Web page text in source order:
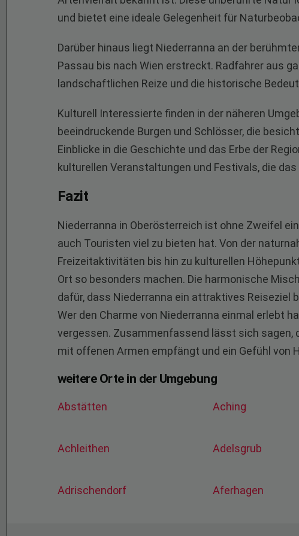
und bietet eine ideale Gelegenheit für
Darüber hinaus liegt Niederranna an der
Passau bis nach Wien erstreckt. Radfahrer aus
landschaftlichen Reize und die historische
Kulturell Interessierte finden in der näheren
beeindruckende Burgen und Schlösser, die
Einblicke in die Geschichte und das Erbe der
kulturellen Veranstaltungen und Festivals, die
Fazit
Niederranna in Oberösterreich ist ohne Zweifel
auch Touristen viel zu bieten hat. Von der
Freizeitaktivitäten bis hin zu kulturellen
Ort so besonders machen. Die harmonische
dafür, dass Niederranna ein attraktives Reiseziel
Wer den Charme von Niederranna einmal erlebt
vergessen. Zusammenfassend lässt sich sagen,
mit offenen Armen empfängt und ein Gefühl
weitere Orte in der Umgebung
Abstätten Aching
Achleithen Adelsgrub
Adrischendorf Aferhagen